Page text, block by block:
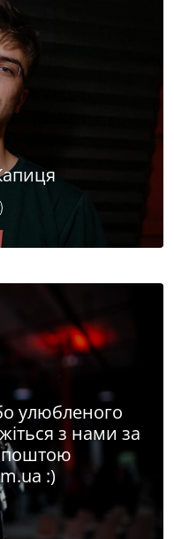
улюбленого
з нами за
поштою
:)